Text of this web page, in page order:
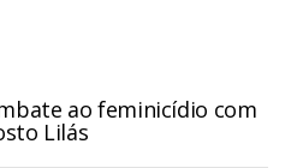
ao feminicídio com
Lilás